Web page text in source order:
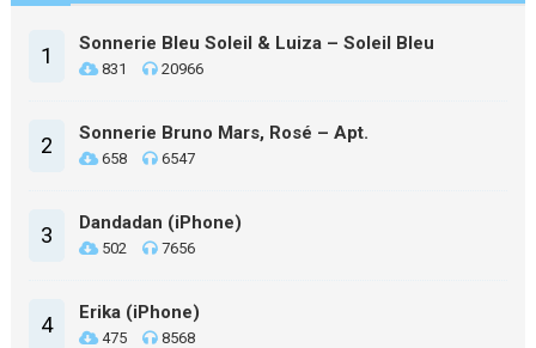
1 Sonnerie Bleu Soleil & Luiza – Soleil Bleu
831 20966
2 Sonnerie Bruno Mars, Rosé – Apt.
658 6547
3 Dandadan (iPhone)
502 7656
4 Erika (iPhone)
475 8568